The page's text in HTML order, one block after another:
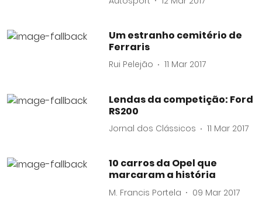
Um estranho cemitério de
Ferraris
Rui Pelejão 11 Mar 2017
Lendas da competição: Ford
RS200
Jornal dos Clássicos 11 Mar 2017
10 carros da Opel que
marcaram a história
M. Francis Portela 09 Mar 2017